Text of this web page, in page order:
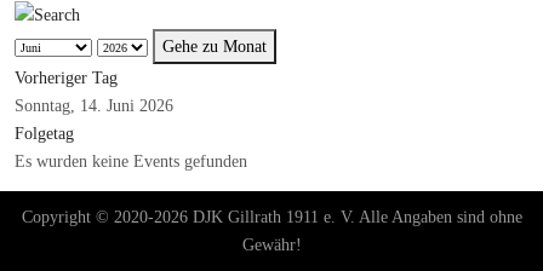
Gehe zu Monat
Vorheriger Tag
Sonntag, 14. Juni 2026
Folgetag
Es wurden keine Events gefunden
Copyright © 2020-2026 DJK Gillrath 1911 e. V. Alle Angaben sind ohne
Gewähr!